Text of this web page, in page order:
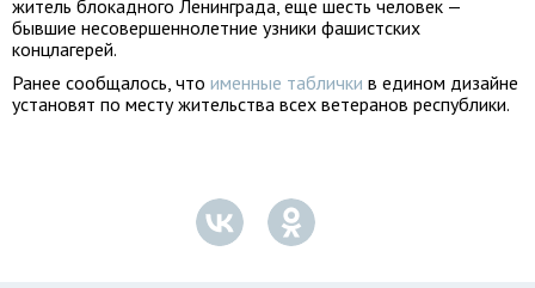
житель блокадного Ленинграда, еще шесть человек —
бывшие несовершеннолетние узники фашистских
концлагерей.
Ранее сообщалось, что именные таблички в едином дизайне
установят по месту жительства всех ветеранов республики.